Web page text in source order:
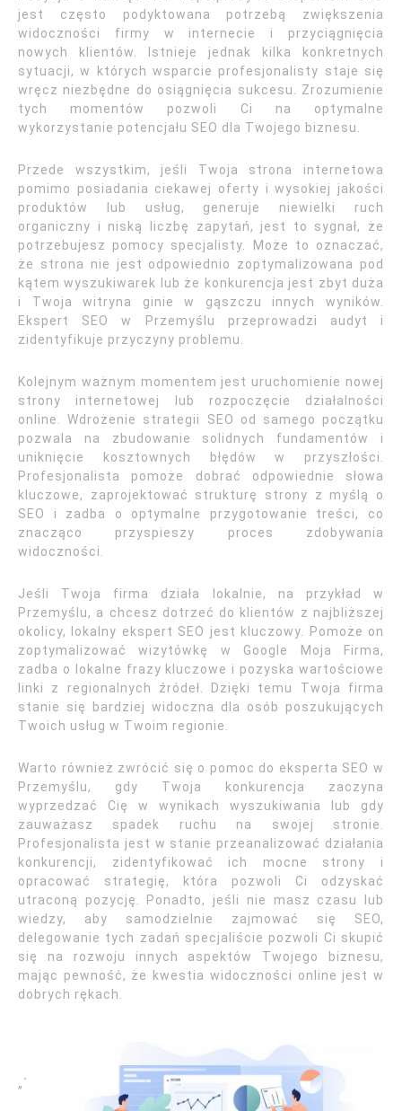
jest często podyktowana potrzebą zwiększenia
widoczności firmy w internecie i przyciągnięcia
nowych klientów. Istnieje jednak kilka konkretnych
sytuacji, w których wsparcie profesjonalisty staje się
wręcz niezbędne do osiągnięcia sukcesu. Zrozumienie
tych momentów pozwoli Ci na optymalne
wykorzystanie potencjału SEO dla Twojego biznesu.
Przede wszystkim, jeśli Twoja strona internetowa
pomimo posiadania ciekawej oferty i wysokiej jakości
produktów lub usług, generuje niewielki ruch
organiczny i niską liczbę zapytań, jest to sygnał, że
potrzebujesz pomocy specjalisty. Może to oznaczać,
że strona nie jest odpowiednio zoptymalizowana pod
kątem wyszukiwarek lub że konkurencja jest zbyt duża
i Twoja witryna ginie w gąszczu innych wyników.
Ekspert SEO w Przemyślu przeprowadzi audyt i
zidentyfikuje przyczyny problemu.
Kolejnym ważnym momentem jest uruchomienie nowej
strony internetowej lub rozpoczęcie działalności
online. Wdrożenie strategii SEO od samego początku
pozwala na zbudowanie solidnych fundamentów i
uniknięcie kosztownych błędów w przyszłości.
Profesjonalista pomoże dobrać odpowiednie słowa
kluczowe, zaprojektować strukturę strony z myślą o
SEO i zadba o optymalne przygotowanie treści, co
znacząco przyspieszy proces zdobywania
widoczności.
Jeśli Twoja firma działa lokalnie, na przykład w
Przemyślu, a chcesz dotrzeć do klientów z najbliższej
okolicy, lokalny ekspert SEO jest kluczowy. Pomoże on
zoptymalizować wizytówkę w Google Moja Firma,
zadba o lokalne frazy kluczowe i pozyska wartościowe
linki z regionalnych źródeł. Dzięki temu Twoja firma
stanie się bardziej widoczna dla osób poszukujących
Twoich usług w Twoim regionie.
Warto również zwrócić się o pomoc do eksperta SEO w
Przemyślu, gdy Twoja konkurencja zaczyna
wyprzedzać Cię w wynikach wyszukiwania lub gdy
zauważasz spadek ruchu na swojej stronie.
Profesjonalista jest w stanie przeanalizować działania
konkurencji, zidentyfikować ich mocne strony i
opracować strategię, która pozwoli Ci odzyskać
utraconą pozycję. Ponadto, jeśli nie masz czasu lub
wiedzy, aby samodzielnie zajmować się SEO,
delegowanie tych zadań specjaliście pozwoli Ci skupić
się na rozwoju innych aspektów Twojego biznesu,
mając pewność, że kwestia widoczności online jest w
dobrych rękach.
„`